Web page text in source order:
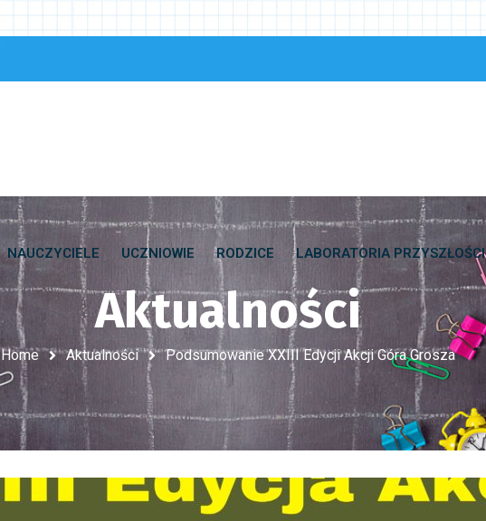
NAUCZYCIELE UCZNIOWIE RODZICE LABORATORIA PRZYSZŁOŚCI
Aktualności
Home Aktualności Podsumowanie XXIII Edycji Akcji Góra Grosza